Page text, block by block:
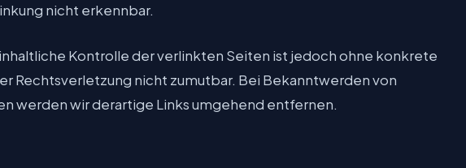
nicht erkennbar.
Kontrolle der verlinkten Seiten ist jedoch ohne konkrete
Rechtsverletzung nicht zumutbar. Bei Bekanntwerden von
werden wir derartige Links umgehend entfernen.